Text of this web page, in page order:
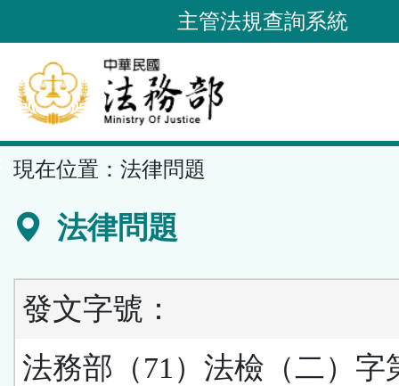
到
要
內
容
區
主管法規查詢系統
現在位置： 法律問題
法律問題
發文字號：
法務部（71）法檢（二）字